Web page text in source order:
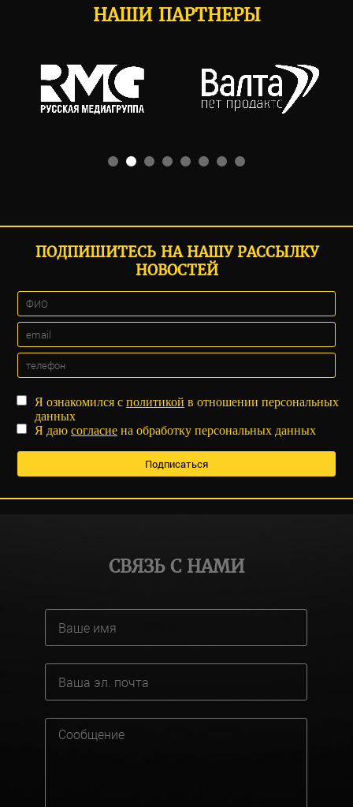
НАШИ ПАРТНЕРЫ
ПОДПИШИТЕСЬ НА НАШУ РАССЫЛКУ
НОВОСТЕЙ
Я ознакомился сполитикой в отношении персональных
данных
Я даюсогласие на обработку персональных данных
СВЯЗЬ С НАМИ